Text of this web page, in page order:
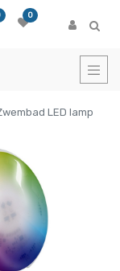
0
LED lamp